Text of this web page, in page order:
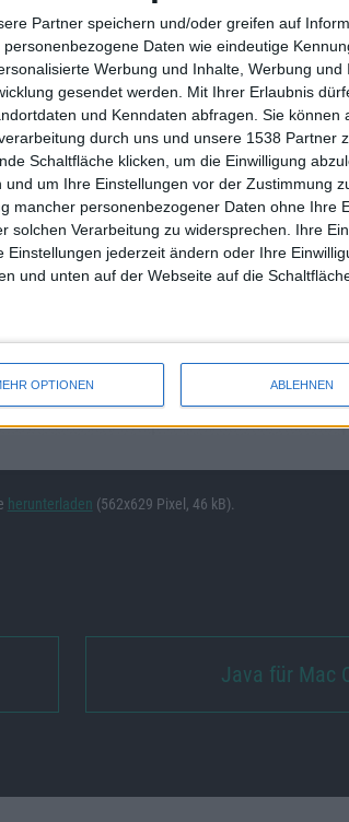
Partner speichern und/oder greifen auf
Daten wie eindeutige
Werbung und Inhalte, Werbung
gesendet werden.
Mit Ihrer Erlaubnis
und Kenndaten abfragen. Sie
durch uns und unsere 1538 Partner
Schaltfläche klicken, um die Einwilligung
und um Ihre Einstellungen vor der Zustimmung
mancher personenbezogener Daten ohne Ihre
solchen Verarbeitung zu widersprechen. Ihre
Einstellungen jederzeit ändern oder Ihre
und unten auf der Webseite auf die
OPTIONEN ABLEHNEN
herunterladen (562x629 Pixel, 46 kB).
Java für Mac